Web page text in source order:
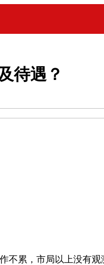
待遇？
累，市局以上没有